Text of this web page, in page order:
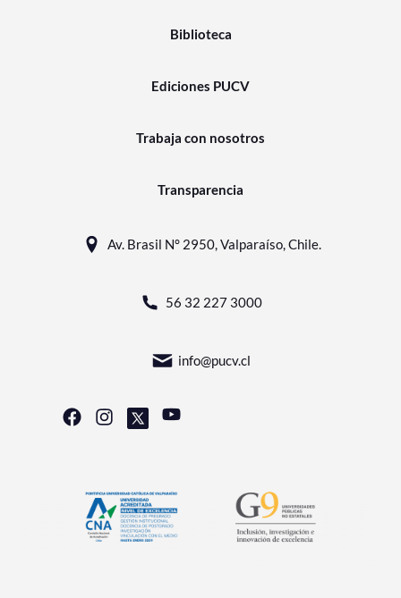
Biblioteca
Ediciones PUCV
Trabaja con nosotros
Transparencia
Av. Brasil N° 2950, Valparaíso, Chile.
56 32 227 3000
info@pucv.cl